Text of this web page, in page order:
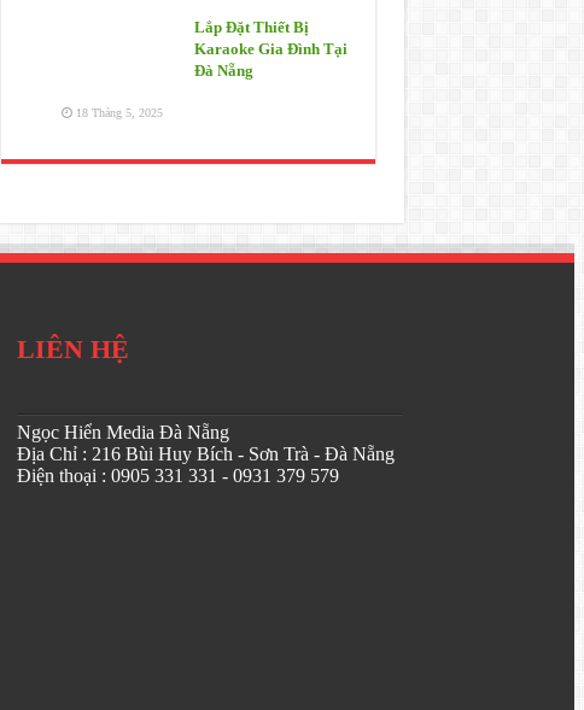
Lắp Đặt Thiết Bị
Karaoke Gia Đình Tại
Đà Nẵng
18 Tháng 5, 2025
LIÊN HỆ
Ngọc Hiển Media Đà Nẵng
Địa Chỉ : 216 Bùi Huy Bích - Sơn Trà - Đà Nẵng
Điện thoại : 0905 331 331 - 0931 379 579